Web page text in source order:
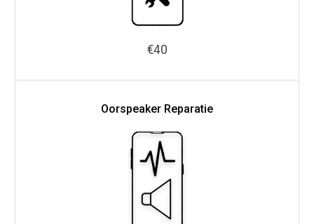
€40
Oorspeaker Reparatie